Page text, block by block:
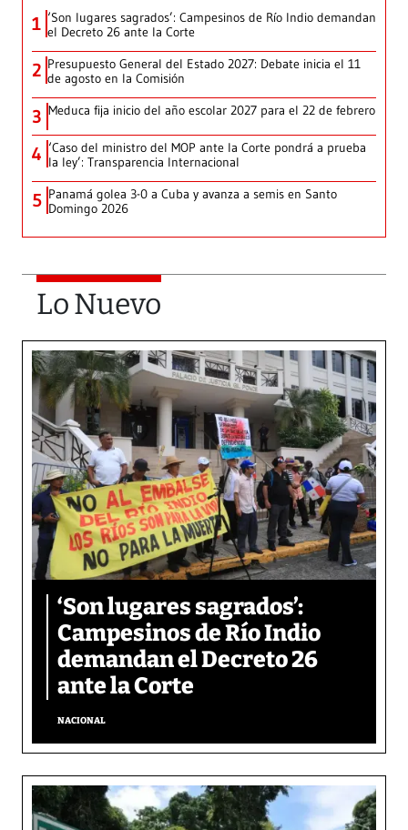
1 ‘Son lugares sagrados’: Campesinos de Río Indio demandan
el Decreto 26 ante la Corte
2 Presupuesto General del Estado 2027: Debate inicia el 11
de agosto en la Comisión
3 Meduca fija inicio del año escolar 2027 para el 22 de febrero
4 ‘Caso del ministro del MOP ante la Corte pondrá a prueba
la ley’: Transparencia Internacional
5 Panamá golea 3-0 a Cuba y avanza a semis en Santo
Domingo 2026
Lo Nuevo
‘Son lugares sagrados’:
Campesinos de Río Indio
demandan el Decreto 26
ante la Corte
NACIONAL